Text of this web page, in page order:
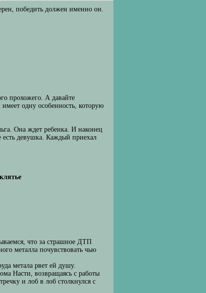
победить должен именно он.
прохожего. А давайте
одну особенность, которую
Она ждет ребенка. И наконец
девушка. Каждый приехал
что за страшное ДТП
металла почувствовать чью
метала рвет ей душу.
Насти, возвращаясь с работы
и лоб в лоб столкнулся с